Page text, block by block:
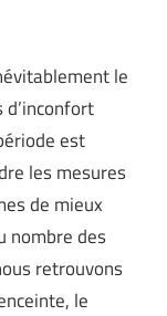
le
est
les mesures
de mieux
nombre des
retrouvons
le